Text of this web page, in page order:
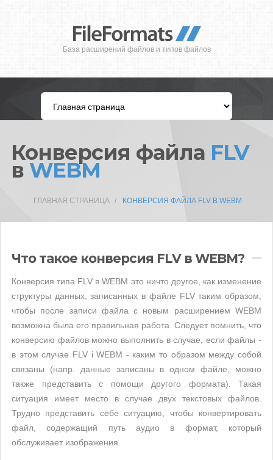
База расширений файлов и типов файлов
Конверсия файла FLV
в WEBM
ГЛАВНАЯ СТРАНИЦА КОНВЕРСИЯ ФАЙЛА FLV В WEBM
Что такое конверсия FLV в WEBM?
Конверсия типа FLV в WEBM это ничто другое, как изменение
структуры данных, записанных в файле FLV таким образом,
чтобы после записи файла с новым расширением WEBM
возможна была его правильная работа. Следует помнить, что
конверсию файлов можно выполнить в случае, если файлы -
в этом случае FLV i WEBM - каким то образом между собой
связаны (напр. данные записаны в одном файле, можно
также представить с помощи другого формата). Такая
ситуация имеет место в случае двух текстовых файлов.
Трудно представить себе ситуацию, чтобы конвертировать
файл, содержащий путь аудио в формат, который
обслуживает изображения.